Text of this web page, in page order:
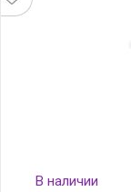
В наличии